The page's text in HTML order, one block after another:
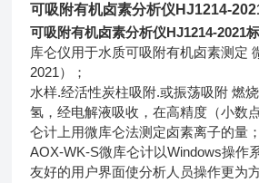
可吸附有机卤素分析仪HJ1214-
可吸附有机卤素分析仪HJ1214-2021
库仑仪用于水质可吸附有机卤素测定
2021）；
水样.经活性炭柱吸附.或振荡吸附 燃
氢，经电解液吸收，在高精度（小数
仑计上用微库仑法测定卤素离子的量；
AOX-WK-S微库仑计以Windows操作
友好的用户界面使分析人员操作更为